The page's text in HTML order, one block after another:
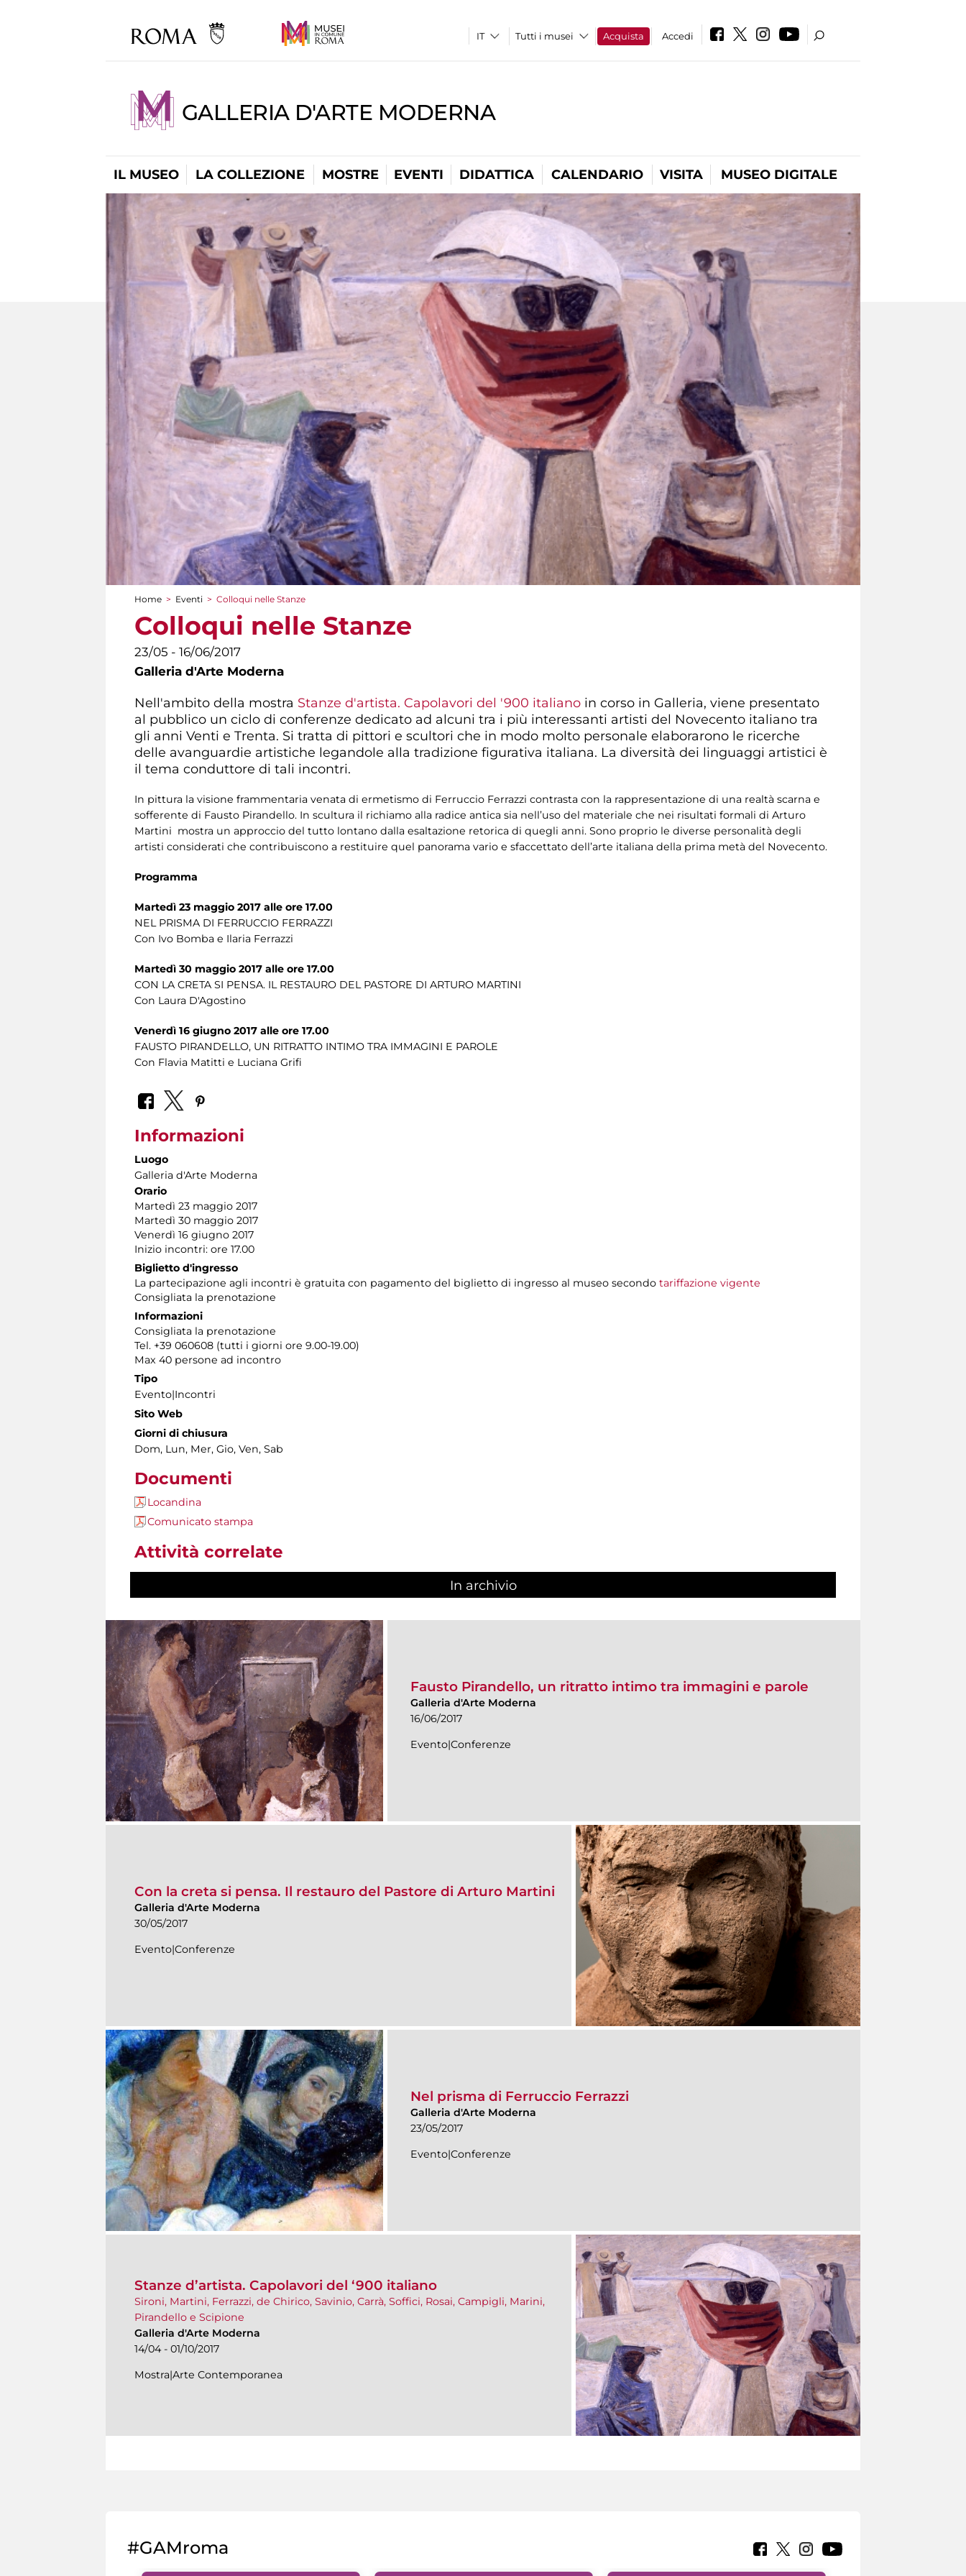
Tutti i musei Acquista Accedi
GALLERIA D'ARTE MODERNA
IL MUSEO LA COLLEZIONE MOSTRE EVENTI DIDATTICA CALENDARIO VISITA MUSEO DIGITALE
Tu sei qui
Home > Eventi > Colloqui nelle Stanze
Colloqui nelle Stanze
23/05 - 16/06/2017
Galleria d'Arte Moderna
Nell'ambito della mostra Stanze d'artista. Capolavori del '900 italiano in corso in Galleria, viene presentato
al pubblico un ciclo di conferenze dedicato ad alcuni tra i più interessanti artisti del Novecento italiano tra
gli anni Venti e Trenta. Si tratta di pittori e scultori che in modo molto personale elaborarono le ricerche
delle avanguardie artistiche legandole alla tradizione figurativa italiana. La diversità dei linguaggi artistici è
il tema conduttore di tali incontri.
In pittura la visione frammentaria venata di ermetismo di Ferruccio Ferrazzi contrasta con la rappresentazione di una realtà scarna e
sofferente di Fausto Pirandello. In scultura il richiamo alla radice antica sia nell’uso del materiale che nei risultati formali di Arturo
Martini mostra un approccio del tutto lontano dalla esaltazione retorica di quegli anni. Sono proprio le diverse personalità degli
artisti considerati che contribuiscono a restituire quel panorama vario e sfaccettato dell’arte italiana della prima metà del Novecento.
Programma
Martedì 23 maggio 2017 alle ore 17.00
NEL PRISMA DI FERRUCCIO FERRAZZI
Con Ivo Bomba e Ilaria Ferrazzi
Martedì 30 maggio 2017 alle ore 17.00
CON LA CRETA SI PENSA. IL RESTAURO DEL PASTORE DI ARTURO MARTINI
Con Laura D'Agostino
Venerdì 16 giugno 2017 alle ore 17.00
FAUSTO PIRANDELLO, UN RITRATTO INTIMO TRA IMMAGINI E PAROLE
Con Flavia Matitti e Luciana Grifi
Informazioni
Luogo
Galleria d'Arte Moderna
Orario
Martedì 23 maggio 2017
Martedì 30 maggio 2017
Venerdì 16 giugno 2017
Inizio incontri: ore 17.00
Biglietto d'ingresso
La partecipazione agli incontri è gratuita con pagamento del biglietto di ingresso al museo secondo tariffazione vigente
Consigliata la prenotazione
Informazioni
Consigliata la prenotazione
Tel. +39 060608 (tutti i giorni ore 9.00-19.00)
Max 40 persone ad incontro
Tipo
Evento|Incontri
Sito Web
Giorni di chiusura
Dom, Lun, Mer, Gio, Ven, Sab
Documenti
Locandina
Comunicato stampa
Attività correlate
In archivio
Fausto Pirandello, un ritratto intimo tra immagini e parole
Galleria d'Arte Moderna
16/06/2017
Evento|Conferenze
Con la creta si pensa. Il restauro del Pastore di Arturo Martini
Galleria d'Arte Moderna
30/05/2017
Evento|Conferenze
Nel prisma di Ferruccio Ferrazzi
Galleria d'Arte Moderna
23/05/2017
Evento|Conferenze
Stanze d’artista. Capolavori del ‘900 italiano
Sironi, Martini, Ferrazzi, de Chirico, Savinio, Carrà, Soffici, Rosai, Campigli, Marini,
Pirandello e Scipione
Galleria d'Arte Moderna
14/04 - 01/10/2017
Mostra|Arte Contemporanea
#GAMroma